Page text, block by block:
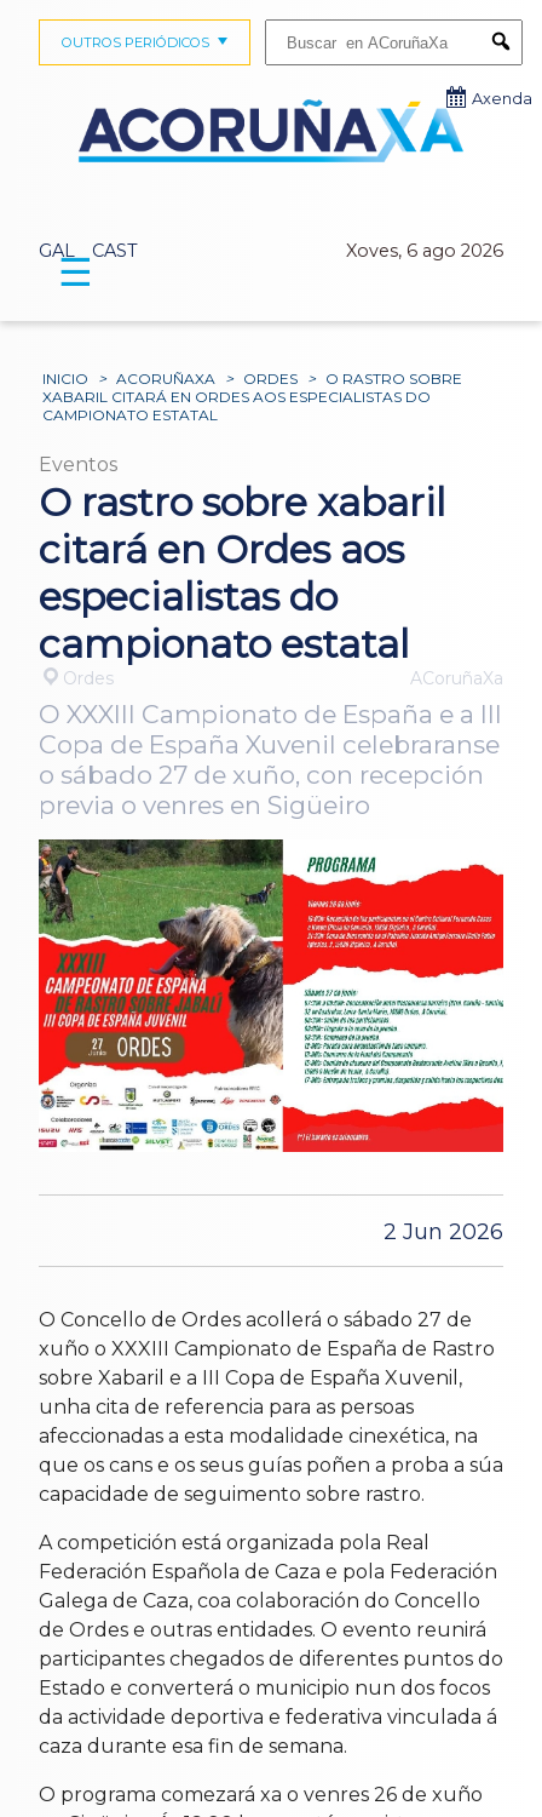
GAL CAST Xoves, 6 ago 2026
OUTROS PERIÓDICOS
Axenda
☰
INICIO > ACORUÑAXA > ORDES > O RASTRO SOBRE
XABARIL CITARÁ EN ORDES AOS ESPECIALISTAS DO
CAMPIONATO ESTATAL
Eventos
O rastro sobre xabaril
citará en Ordes aos
especialistas do
campionato estatal
Ordes ACoruñaXa
O XXXIII Campionato de España e a III
Copa de España Xuvenil celebraranse
o sábado 27 de xuño, con recepción
previa o venres en Sigüeiro
2 Jun 2026
O Concello de Ordes acollerá o sábado 27 de
xuño o XXXIII Campionato de España de Rastro
sobre Xabaril e a III Copa de España Xuvenil,
unha cita de referencia para as persoas
afeccionadas a esta modalidade cinexética, na
que os cans e os seus guías poñen a proba a súa
capacidade de seguimento sobre rastro.
A competición está organizada pola Real
Federación Española de Caza e pola Federación
Galega de Caza, coa colaboración do Concello
de Ordes e outras entidades. O evento reunirá
participantes chegados de diferentes puntos do
Estado e converterá o municipio nun dos focos
da actividade deportiva e federativa vinculada á
caza durante esa fin de semana.
O programa comezará xa o venres 26 de xuño